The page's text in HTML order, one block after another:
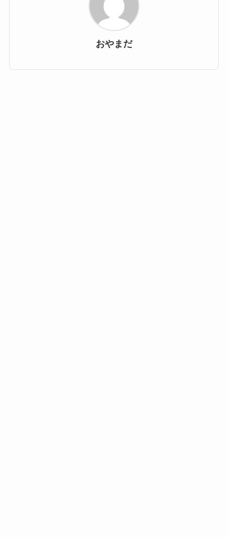
おやまだ